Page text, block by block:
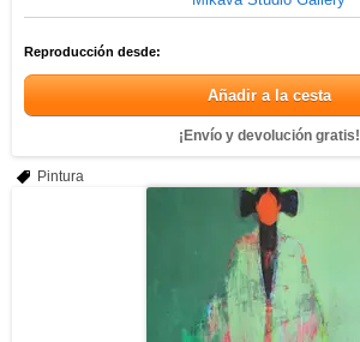
Reproducción desde:
Añadir a la cesta
¡Envío y devolución gratis!
Pintura